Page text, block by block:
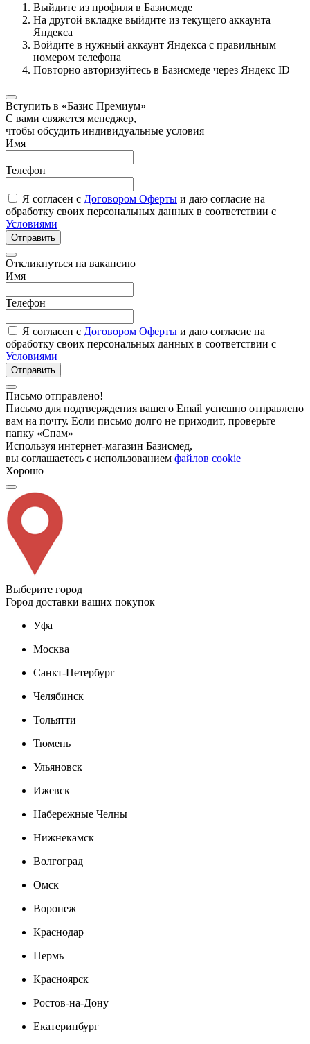
Выйдите из профиля в Базисмеде
На другой вкладке выйдите из текущего аккаунта
Яндекса
Войдите в нужный аккаунт Яндекса с правильным
номером телефона
Повторно авторизуйтесь в Базисмеде через Яндекс ID
Вступить в «Базис Премиум»
С вами свяжется менеджер,
чтобы обсудить индивидуальные условия
Имя
Телефон
Я согласен с Договором Оферты и даю согласие на
обработку своих персональных данных в соответствии с
Условиями
Отправить
Откликнуться на вакансию
Имя
Телефон
Я согласен с Договором Оферты и даю согласие на
обработку своих персональных данных в соответствии с
Условиями
Отправить
Письмо отправлено!
Письмо для подтверждения вашего Email успешно отправлено
вам на почту. Если письмо долго не приходит, проверьте
папку «Спам»
Используя интернет-магазин Базисмед,
вы соглашаетесь с использованием файлов cookie
Хорошо
Выберите город
Город доставки ваших покупок
Уфа
Москва
Санкт-Петербург
Челябинск
Тольятти
Тюмень
Ульяновск
Ижевск
Набережные Челны
Нижнекамск
Волгоград
Омск
Воронеж
Краснодар
Пермь
Красноярск
Ростов-на-Дону
Екатеринбург